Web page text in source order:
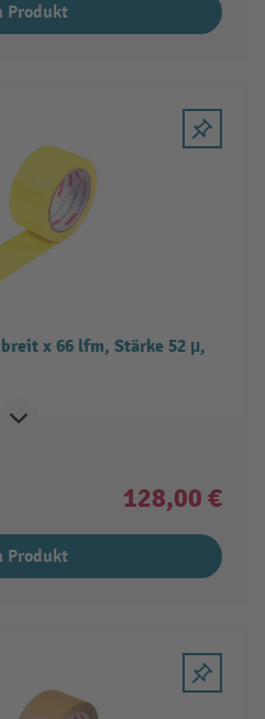
Produkt
x 66 lfm, Stärke 52 µ,
128,00 €
Produkt